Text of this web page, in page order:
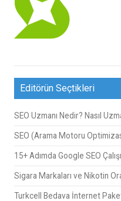
Editörün Seçtikleri
SEO Uzmanı Nedir? Nasıl
SEO (Arama Motoru
15+ Adımda Google SEO
Sigara Markaları ve Nikotin
Turkcell Bedava İnternet